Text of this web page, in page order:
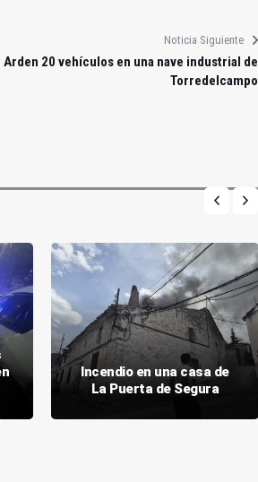
Noticia Siguiente
Arden 20 vehículos en una nave industrial de
Torredelcampo
Incendio en una casa de
La Puerta de Segura